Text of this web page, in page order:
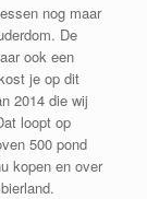
nog maar
De
ook een
je op dit
2014 die wij
loopt op
500 pond
kopen en over